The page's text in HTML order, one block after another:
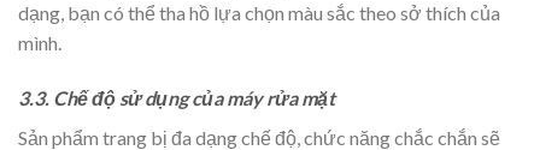
dạng, bạn có thể tha hồ lựa chọn màu sắc theo sở thích của
mình.
3.3. Chế độ sử dụng của máy rửa mặt
Sản phẩm trang bị đa dạng chế độ, chức năng chắc chắn sẽ